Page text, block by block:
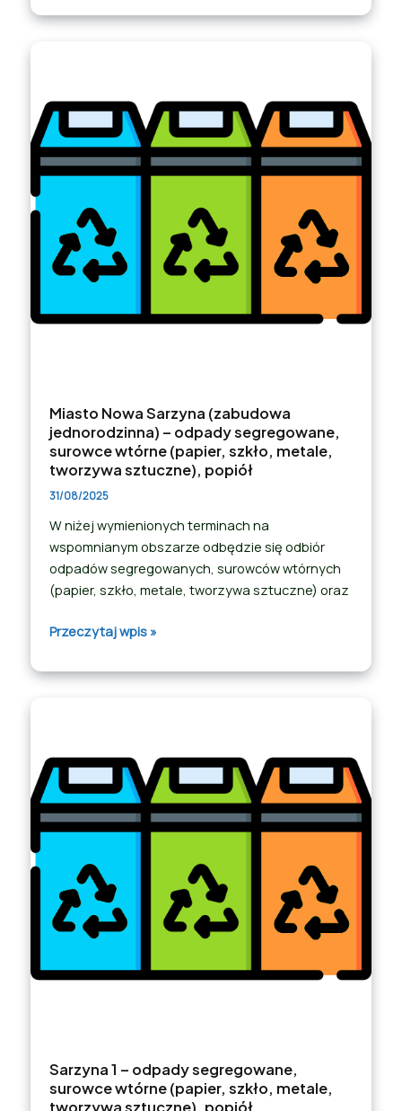
Miasto Nowa Sarzyna (zabudowa
jednorodzinna) – odpady segregowane,
surowce wtórne (papier, szkło, metale,
tworzywa sztuczne), popiół
31/08/2025
W niżej wymienionych terminach na
wspomnianym obszarze odbędzie się odbiór
odpadów segregowanych, surowców wtórnych
(papier, szkło, metale, tworzywa sztuczne) oraz
Przeczytaj wpis »
Sarzyna 1 – odpady segregowane,
surowce wtórne (papier, szkło, metale,
tworzywa sztuczne), popiół